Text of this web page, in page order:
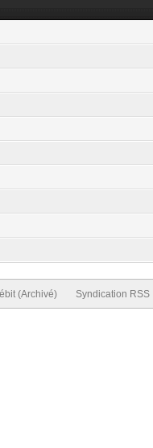
(Archivé) Syndication RSS